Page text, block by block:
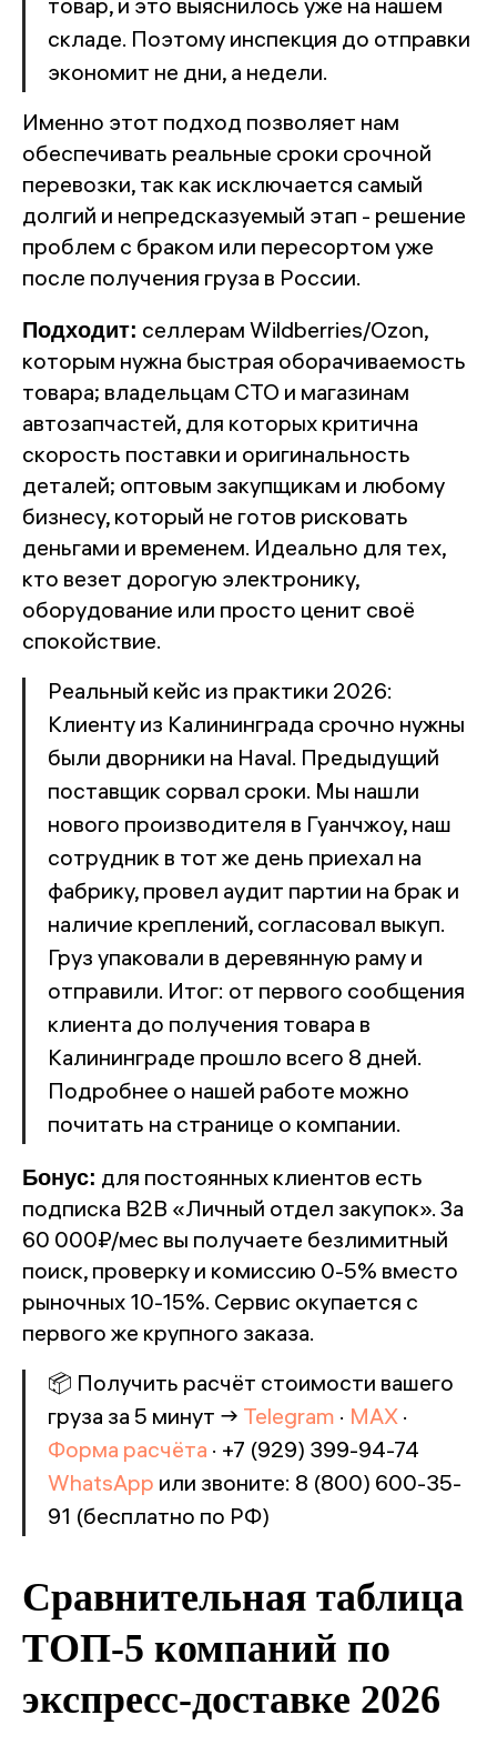
товар, и это выяснилось уже на нашем
складе. Поэтому инспекция до отправки
экономит не дни, а недели.
Именно этот подход позволяет нам
обеспечивать реальные сроки срочной
перевозки, так как исключается самый
долгий и непредсказуемый этап - решение
проблем с браком или пересортом уже
после получения груза в России.
Подходит: селлерам Wildberries/Ozon,
которым нужна быстрая оборачиваемость
товара; владельцам СТО и магазинам
автозапчастей, для которых критична
скорость поставки и оригинальность
деталей; оптовым закупщикам и любому
бизнесу, который не готов рисковать
деньгами и временем. Идеально для тех,
кто везет дорогую электронику,
оборудование или просто ценит своё
спокойствие.
Реальный кейс из практики 2026:
Клиенту из Калининграда срочно нужны
были дворники на Haval. Предыдущий
поставщик сорвал сроки. Мы нашли
нового производителя в Гуанчжоу, наш
сотрудник в тот же день приехал на
фабрику, провел аудит партии на брак и
наличие креплений, согласовал выкуп.
Груз упаковали в деревянную раму и
отправили. Итог: от первого сообщения
клиента до получения товара в
Калининграде прошло всего 8 дней.
Подробнее о нашей работе можно
почитать на странице о компании.
Бонус: для постоянных клиентов есть
подписка B2B «Личный отдел закупок». За
60 000₽/мес вы получаете безлимитный
поиск, проверку и комиссию 0-5% вместо
рыночных 10-15%. Сервис окупается с
первого же крупного заказа.
📦 Получить расчёт стоимости вашего
груза за 5 минут → Telegram · MAX ·
Форма расчёта · +7 (929) 399-94-74
WhatsApp или звоните: 8 (800) 600-35-
91 (бесплатно по РФ)
Сравнительная таблица
ТОП-5 компаний по
экспресс-доставке 2026